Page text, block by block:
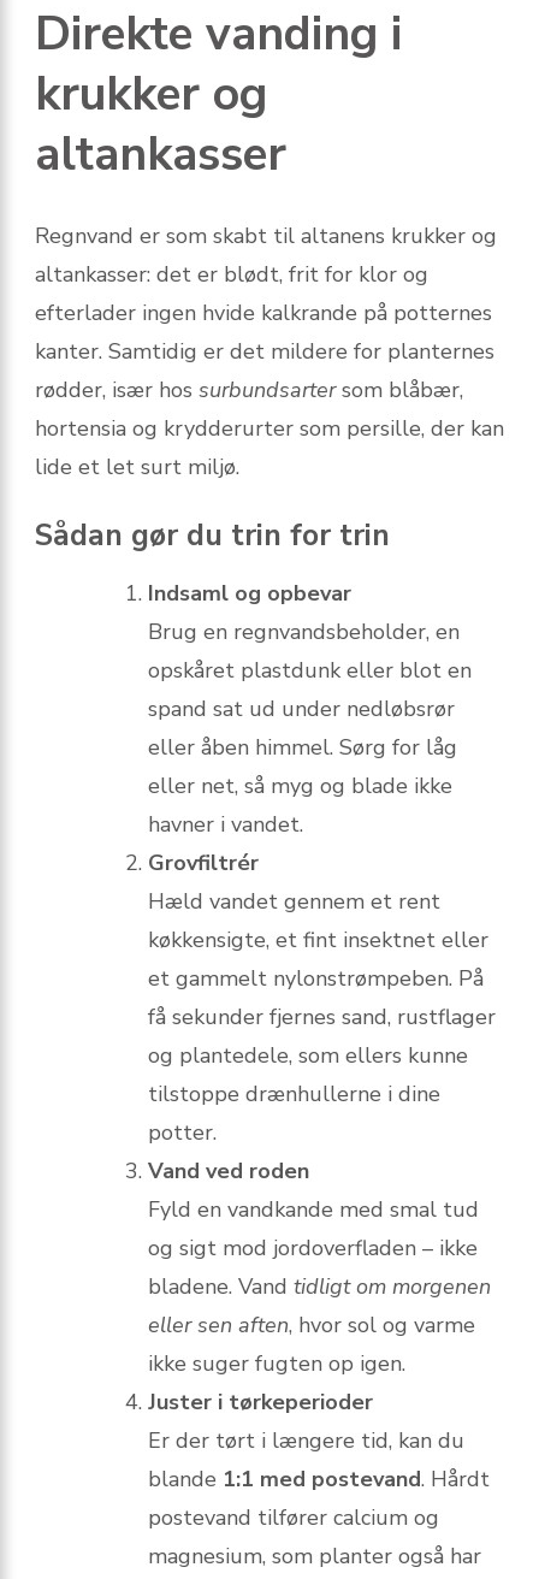
Direkte vanding i
krukker og
altankasser
Regnvand er som skabt til altanens krukker og
altankasser: det er blødt, frit for klor og
efterlader ingen hvide kalkrande på potternes
kanter. Samtidig er det mildere for planternes
rødder, især hos surbundsartersom blåbær,
hortensia og krydderurter som persille, der kan
lide et let surt miljø.
Sådan gør du trin for trin
Indsaml og opbevar
Brug en regnvandsbeholder, en
opskåret plastdunk eller blot en
spand sat ud under nedløbsrør
eller åben himmel. Sørg for låg
eller net, så myg og blade ikke
havner i vandet.
Grovfiltrér
Hæld vandet gennem et rent
køkkensigte, et fint insektnet eller
et gammelt nylonstrømpeben. På
få sekunder fjernes sand, rustflager
og plantedele, som ellers kunne
tilstoppe drænhullerne i dine
potter.
Vand ved roden
Fyld en vandkande med smal tud
og sigt mod jordoverfladen – ikke
bladene. Vand tidligt om morgenen
eller sen aften, hvor sol og varme
ikke suger fugten op igen.
Juster i tørkeperioder
Er der tørt i længere tid, kan du
blande 1:1 med postevand. Hårdt
postevand tilfører calcium og
magnesium, som planter også har